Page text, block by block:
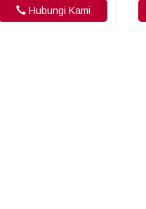
Hubungi Kami